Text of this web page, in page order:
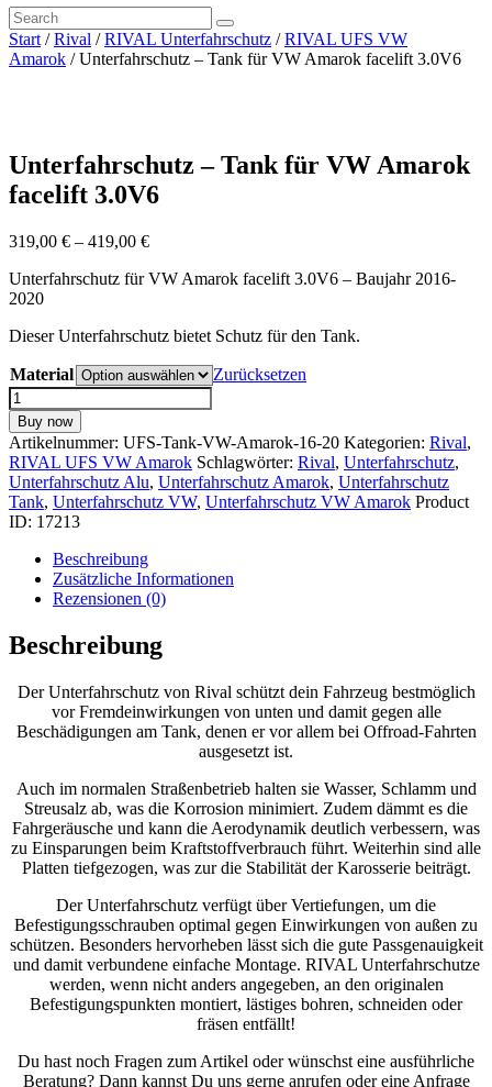
Start /Rival /RIVAL Unterfahrschutz /RIVAL UFS VW
Amarok / Unterfahrschutz – Tank für VW Amarok facelift 3.0V6
Unterfahrschutz – Tank für VW Amarok
facelift 3.0V6
319,00 € – 419,00 €Preisspanne:
bis
Unterfahrschutz für VW Amarok facelift 3.0V6 – Baujahr 2016-
2020
Dieser Unterfahrschutz bietet Schutz für den Tank.
Material
Zurücksetzen
Unterfahrschutz
-
Tank
für
VW
Amarok
facelift
3.0V6
Menge
Buy now
Artikelnummer: UFS-Tank-VW-Amarok-16-20 Kategorien: Rival,
RIVAL UFS VW Amarok Schlagwörter: Rival, Unterfahrschutz,
Unterfahrschutz Alu, Unterfahrschutz Amarok, Unterfahrschutz
Tank, Unterfahrschutz VW, Unterfahrschutz VW Amarok Product
ID: 17213
Beschreibung
Zusätzliche Informationen
Rezensionen (0)
Beschreibung
Der Unterfahrschutz von Rival schützt dein Fahrzeug bestmöglich
vor Fremdeinwirkungen von unten und damit gegen alle
Beschädigungen am Tank, denen er vor allem bei Offroad-Fahrten
ausgesetzt ist.
Auch im normalen Straßenbetrieb halten sie Wasser, Schlamm und
Streusalz ab, was die Korrosion minimiert. Zudem dämmt es die
Fahrgeräusche und kann die Aerodynamik deutlich verbessern, was
zu Einsparungen beim Kraftstoffverbrauch führt. Weiterhin sind alle
Platten tiefgezogen, was zur die Stabilität der Karosserie beiträgt.
Der Unterfahrschutz verfügt über Vertiefungen, um die
Befestigungsschrauben optimal gegen Einwirkungen von außen zu
schützen. Besonders hervorheben lässt sich die gute Passgenauigkeit
und damit verbundene einfache Montage. RIVAL Unterfahrschutze
werden, wenn nicht anders angegeben, an den originalen
Befestigungspunkten montiert, lästiges bohren, schneiden oder
fräsen entfällt!
Du hast noch Fragen zum Artikel oder wünschst eine ausführliche
Beratung? Dann kannst Du uns gerne anrufen oder eine Anfrage